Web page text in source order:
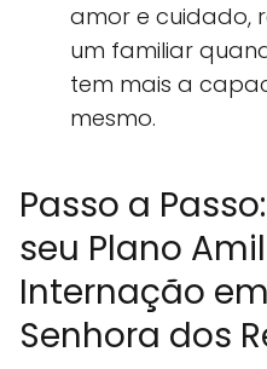
amor e cuidado,
um familiar
tem mais a
mesmo.
Passo a
seu Plano
Internação
Senhora dos